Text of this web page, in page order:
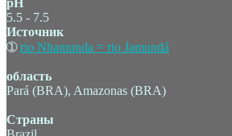
pH
5.5 - 7.5
Источник
➀rio Nhamunda = rio Jamundá
область
Pará (BRA), Amazonas (BRA)
Страны